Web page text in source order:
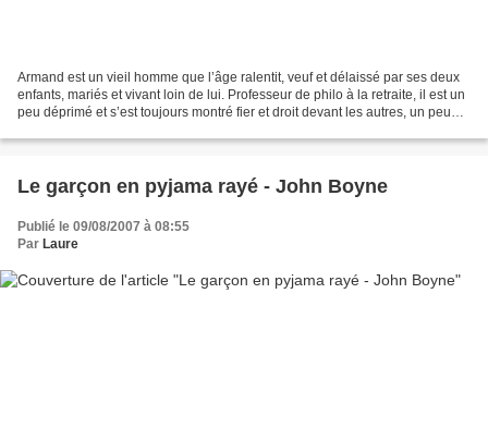
Armand est un vieil homme que l’âge ralentit, veuf et délaissé par ses deux
enfants, mariés et vivant loin de lui. Professeur de philo à la retraite, il est un
peu déprimé et s’est toujours montré fier et droit devant les autres, un peu
Le garçon en pyjama rayé - John Boyne
Publié le 09/08/2007 à 08:55
Par Laure